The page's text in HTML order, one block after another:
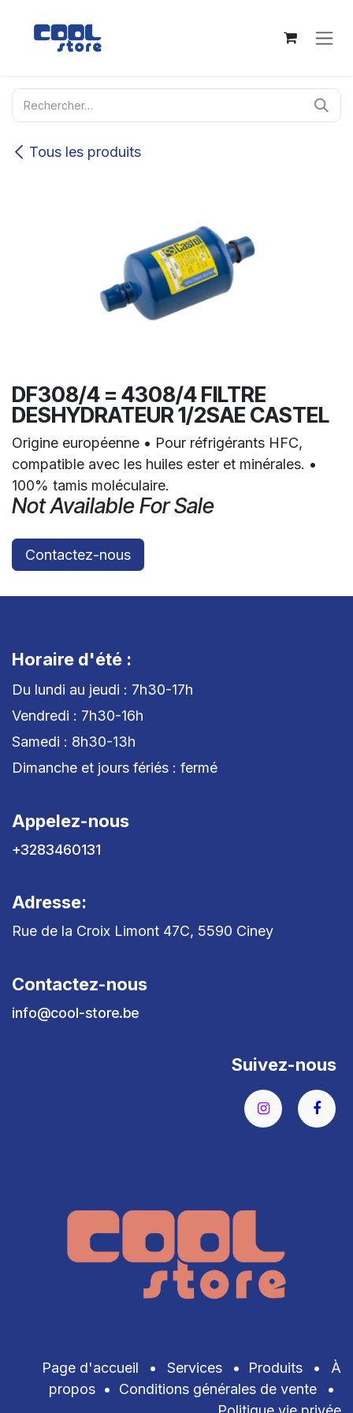
Tous les produits
DF308/4 = 4308/4 FILTRE
DESHYDRATEUR 1/2SAE CASTEL
Origine européenne • Pour réfrigérants HFC,
compatible avec les huiles ester et minérales. •
100% tamis moléculaire.
Not Available For Sale
Contactez-nous
Horaire d'été :
Du lundi au jeudi : 7h30-17h
Vendredi : 7h30-16h
Samedi : 8h30-13h
Dimanche et jours fériés : fermé
Appelez-nous
+3283460131
Adresse:
Rue de la Croix Limont 47C, 5590 Ciney
Contactez-nous
info@cool-store.be
Suivez-nous
Page d'accueil • Services • Produits •
À
propos • Conditions générales de vente
•